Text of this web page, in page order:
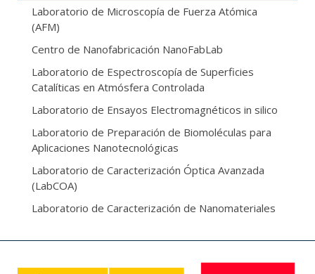
Laboratorio de Microscopía de Fuerza Atómica
(AFM)
Centro de Nanofabricación NanoFabLab
Laboratorio de Espectroscopía de Superficies
Catalíticas en Atmósfera Controlada
Laboratorio de Ensayos Electromagnéticos in silico
Laboratorio de Preparación de Biomoléculas para
Aplicaciones Nanotecnológicas
Laboratorio de Caracterización Óptica Avanzada
(LabCOA)
Laboratorio de Caracterización de Nanomateriales